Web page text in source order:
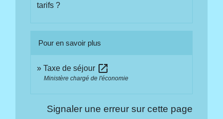
tarifs ?
Pour en savoir plus
Taxe de séjour open_in_new
Ministère chargé de l'économie
Signaler une erreur sur cette page